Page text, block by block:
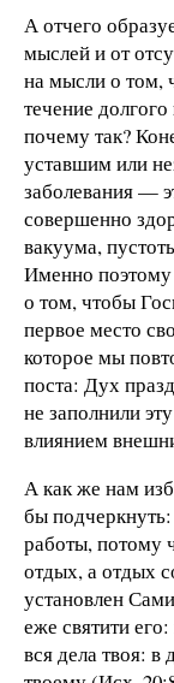
А отчего
мыслей и от
на мысли о том,
течение
почему так?
уставшим или
заболевания —
совершенно
вакуума,
Именно поэтому
о том, чтобы
первое место
которое мы
поста: Дух
не заполнили
влиянием
А как же нам
бы
работы, потому
отдых, а отдых
установлен
еже святити
вся дела твоя: